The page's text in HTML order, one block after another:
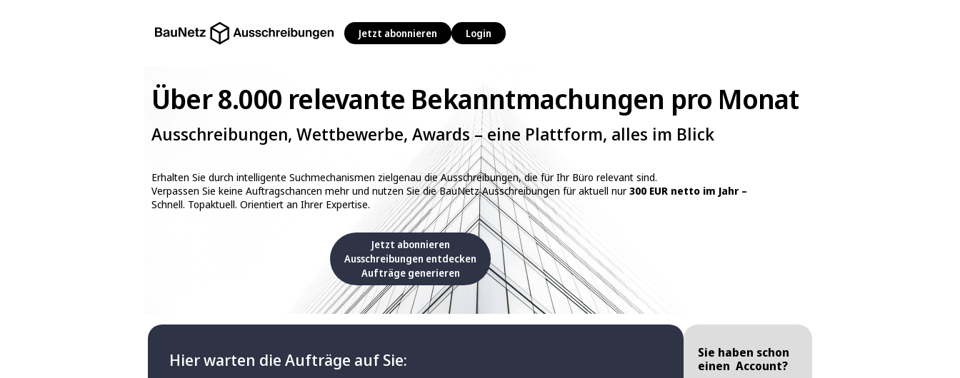
Jetzt abonnieren Login
Über 8.000 relevante Bekanntmachungen pro Monat
Ausschreibungen, Wettbewerbe, Awards – eine Plattform, alles im Blick
Erhalten Sie durch intelligente Suchmechanismen zielgenau die Ausschreibungen, die für Ihr Büro relevant sind.
Verpassen Sie keine Auftragschancen mehr und nutzen Sie die BauNetz Ausschreibungen für aktuell nur 300 EUR netto im Jahr –
Schnell. Topaktuell. Orientiert an Ihrer Expertise.
Jetzt abonnieren
Ausschreibungen entdecken
Aufträge generieren
Hier warten die Aufträge auf Sie:
Sie haben schon
einen Account?